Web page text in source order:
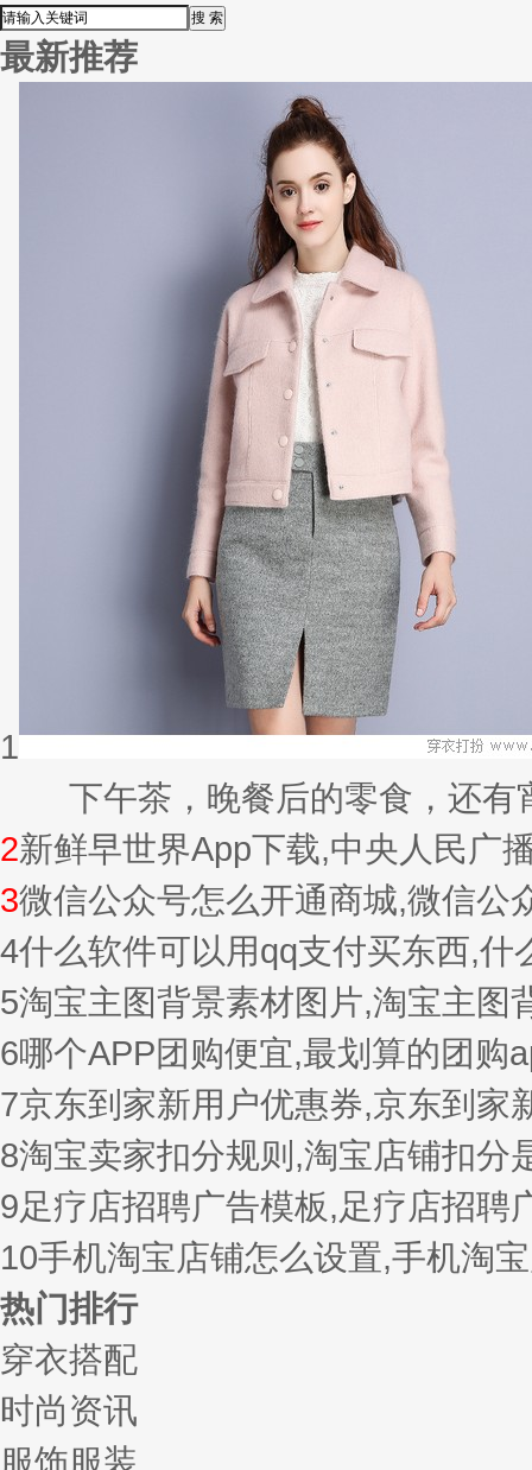
最新推荐
1
下午茶，晚餐后的零食，还有
2新鲜早世界App下载,中央人民广
3微信公众号怎么开通商城,微信公
4什么软件可以用qq支付买东西,什
5淘宝主图背景素材图片,淘宝主图
6哪个APP团购便宜,最划算的团购
7京东到家新用户优惠券,京东到家
8淘宝卖家扣分规则,淘宝店铺扣分
9足疗店招聘广告模板,足疗店招聘
10手机淘宝店铺怎么设置,手机淘
热门排行
穿衣搭配
时尚资讯
服饰服装